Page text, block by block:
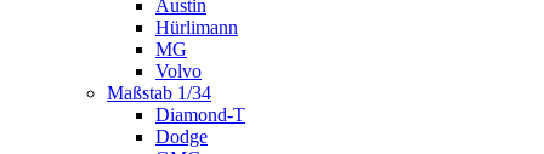
Austin
Hürlimann
MG
Volvo
Maßstab 1/34
Diamond-T
Dodge